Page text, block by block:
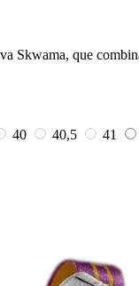
Skwama, que
40 40,5 41